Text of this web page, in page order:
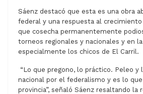
Sáenz destacó que esta es una obra
federal y una respuesta al
que cosecha permanentemente
torneos regionales y nacionales y en
especialmente los chicos de El Carril.
“Lo que pregono, lo práctico. Peleo y
nacional por el federalismo y es lo
provincia”, señaló Sáenz resaltando la